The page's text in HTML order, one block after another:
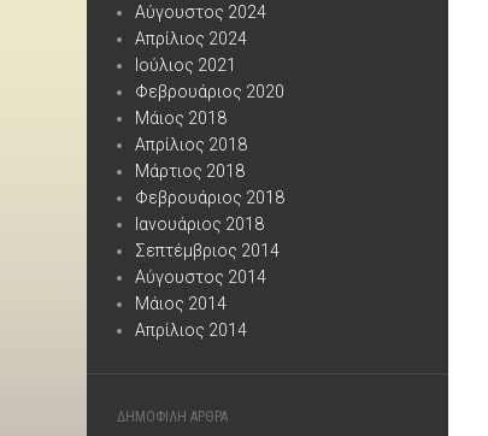
Αύγουστος 2024
Απρίλιος 2024
Ιούλιος 2021
Φεβρουάριος 2020
Μάιος 2018
Απρίλιος 2018
Μάρτιος 2018
Φεβρουάριος 2018
Ιανουάριος 2018
Σεπτέμβριος 2014
Αύγουστος 2014
Μάιος 2014
Απρίλιος 2014
ΔΗΜΟΦΙΛΗ ΑΡΘΡΑ